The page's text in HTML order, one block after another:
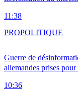
11:38
Guerre de
allemandes prises
10:36
PROPOLITIQUE